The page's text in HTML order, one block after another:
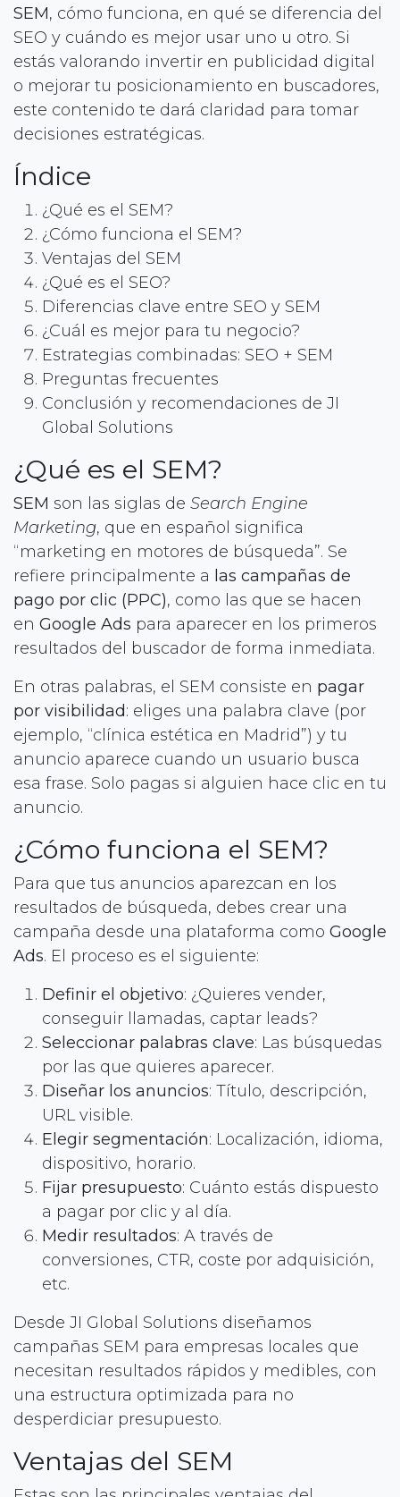
SEM, cómo funciona, en qué se diferencia del
SEO y cuándo es mejor usar uno u otro. Si
estás valorando invertir en publicidad digital
o mejorar tu posicionamiento en buscadores,
este contenido te dará claridad para tomar
decisiones estratégicas.
Índice
¿Qué es el SEM?
¿Cómo funciona el SEM?
Ventajas del SEM
¿Qué es el SEO?
Diferencias clave entre SEO y SEM
¿Cuál es mejor para tu negocio?
Estrategias combinadas: SEO + SEM
Preguntas frecuentes
Conclusión y recomendaciones de JI
Global Solutions
¿Qué es el SEM?
SEM son las siglas de Search Engine
Marketing, que en español significa
“marketing en motores de búsqueda”. Se
refiere principalmente a las campañas de
pago por clic (PPC), como las que se hacen
en Google Ads para aparecer en los primeros
resultados del buscador de forma inmediata.
En otras palabras, el SEM consiste en pagar
por visibilidad: eliges una palabra clave (por
ejemplo, “clínica estética en Madrid”) y tu
anuncio aparece cuando un usuario busca
esa frase. Solo pagas si alguien hace clic en tu
anuncio.
¿Cómo funciona el SEM?
Para que tus anuncios aparezcan en los
resultados de búsqueda, debes crear una
campaña desde una plataforma como Google
Ads. El proceso es el siguiente:
Definir el objetivo: ¿Quieres vender,
conseguir llamadas, captar leads?
Seleccionar palabras clave: Las búsquedas
por las que quieres aparecer.
Diseñar los anuncios: Título, descripción,
URL visible.
Elegir segmentación: Localización, idioma,
dispositivo, horario.
Fijar presupuesto: Cuánto estás dispuesto
a pagar por clic y al día.
Medir resultados: A través de
conversiones, CTR, coste por adquisición,
etc.
Desde JI Global Solutions diseñamos
campañas SEM para empresas locales que
necesitan resultados rápidos y medibles, con
una estructura optimizada para no
desperdiciar presupuesto.
Ventajas del SEM